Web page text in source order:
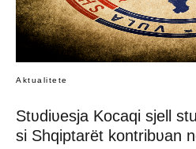
Aktualitete
Stʋdiʋesja Kocaqi sjell
si Shqiptarët kontribʋan